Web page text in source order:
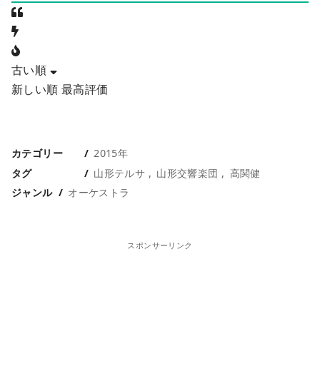
古い順
新しい順 最高評価
カテゴリー
2015年
タグ
山形テルサ 山形交響楽団
高関健
ジャンル
オーケストラ
スポンサーリンク